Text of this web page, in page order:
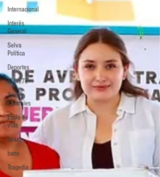
Internacional
Interés
General
Selva
Política
Deportes
El Sie7e
Temas
Centrales
Estilo de
vida
Israel
bano
Tragedia